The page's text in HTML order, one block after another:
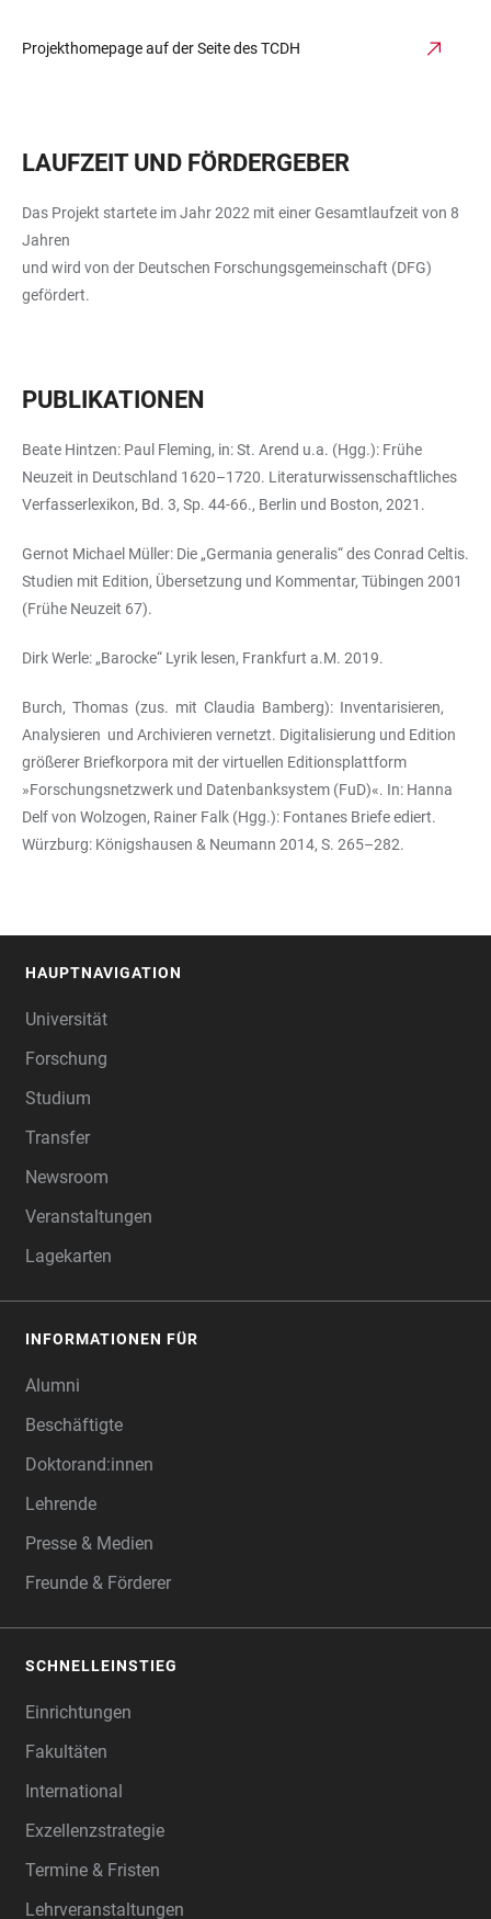
Projekthomepage auf der Seite des TCDH
LAUFZEIT UND FÖRDERGEBER
Das Projekt startete im Jahr 2022 mit einer Gesamtlaufzeit von 8
Jahren
und wird von der Deutschen Forschungsgemeinschaft (DFG)
gefördert.
PUBLIKATIONEN
Beate Hintzen: Paul Fleming, in: St. Arend u.a. (Hgg.): Frühe
Neuzeit in Deutschland 1620–1720. Literaturwissenschaftliches
Verfasserlexikon, Bd. 3, Sp. 44-66., Berlin und Boston, 2021.
Gernot Michael Müller: Die „Germania generalis“ des Conrad Celtis.
Studien mit Edition, Übersetzung und Kommentar, Tübingen 2001
(Frühe Neuzeit 67).
Dirk Werle: „Barocke“ Lyrik lesen, Frankfurt a.M. 2019.
Burch, Thomas (zus. mit Claudia Bamberg): Inventarisieren,
Analysieren und Archivieren vernetzt. Digitalisierung und Edition
größerer Briefkorpora mit der virtuellen Editionsplattform
»Forschungsnetzwerk und Datenbanksystem (FuD)«. In: Hanna
Delf von Wolzogen, Rainer Falk (Hgg.): Fontanes Briefe ediert.
Würzburg: Königshausen & Neumann 2014, S. 265–282.
HAUPTNAVIGATION
Universität
Forschung
Studium
Transfer
Newsroom
Veranstaltungen
Lagekarten
INFORMATIONEN FÜR
Alumni
Beschäftigte
Doktorand:innen
Lehrende
Presse & Medien
Freunde & Förderer
SCHNELLEINSTIEG
Einrichtungen
Fakultäten
International
Exzellenzstrategie
Termine & Fristen
Lehrveranstaltungen